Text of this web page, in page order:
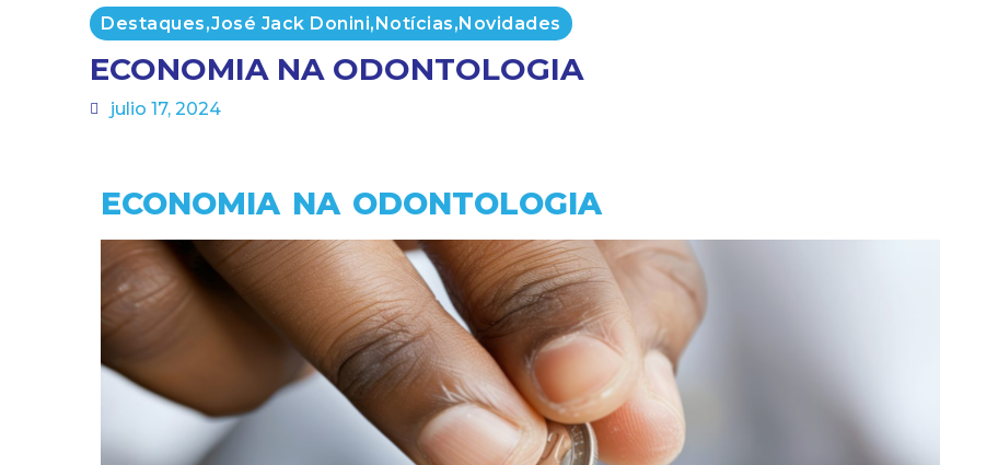
Destaques,José Jack Donini,Notícias,Novidades
ECONOMIA NA ODONTOLOGIA
julio 17, 2024
ECONOMIA NA ODONTOLOGIA